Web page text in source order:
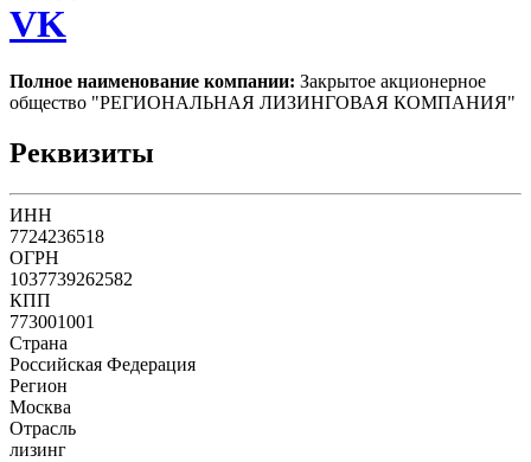
VK
Полное наименование компании: Закрытое акционерное
общество "РЕГИОНАЛЬНАЯ ЛИЗИНГОВАЯ КОМПАНИЯ"
Реквизиты
ИНН
7724236518
ОГРН
1037739262582
КПП
773001001
Страна
Российская Федерация
Регион
Москва
Отрасль
лизинг